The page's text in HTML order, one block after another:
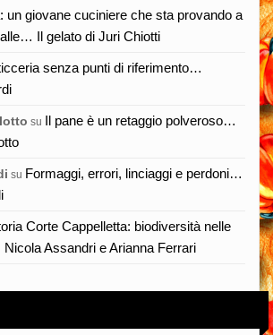
un giovane cuciniere che sta provando a
Il gelato di Juri Chiotti
senza punti di riferimento…
su Il pane è un retaggio polveroso…
su Formaggi, errori, linciaggi e perdoni…
Corte Cappelletta: biodiversità nelle
Assandri e Arianna Ferrari